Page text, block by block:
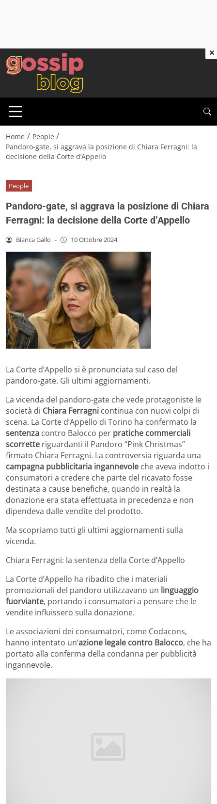
Home / People /
Pandoro-gate, si aggrava la posizione di Chiara Ferragni: la
decisione della Corte d’Appello
People
Pandoro-gate, si aggrava la posizione di Chiara
Ferragni: la decisione della Corte d’Appello
Bianca Gallo - 10 Ottobre 2024
La Corte d’Appello si è pronunciata sul caso del
pandoro-gate. Gli ultimi aggiornamenti.
La vicenda del pandoro-gate che vede protagoniste le
società di Chiara Ferragni continua con nuovi colpi di
scena. La Corte d’Appello di Torino ha confermato la
sentenza contro Balocco per pratiche commerciali
scorrette riguardanti il Pandoro “Pink Christmas”
firmato Chiara Ferragni. La controversia riguarda una
campagna pubblicitaria ingannevole che aveva indotto i
consumatori a credere che parte del ricavato fosse
destinata a cause benefiche, quando in realtà la
donazione era stata effettuata in precedenza e non
dipendeva dalle vendite del prodotto.
Ma scopriamo tutti gli ultimi aggiornamenti sulla
vicenda.
Chiara Ferragni: la sentenza della Corte d’Appello
La Corte d’Appello ha ribadito che i materiali
promozionali del pandoro utilizzavano un linguaggio
fuorviante, portando i consumatori a pensare che le
vendite influissero sulla donazione.
Le associazioni dei consumatori, come Codacons,
hanno intentato un’azione legale contro Balocco, che ha
portato alla conferma della condanna per pubblicità
ingannevole.
×